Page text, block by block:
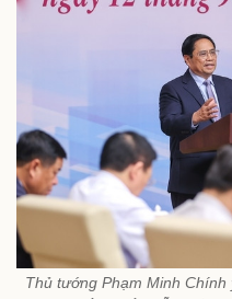
Thủ tướng Phạm Minh